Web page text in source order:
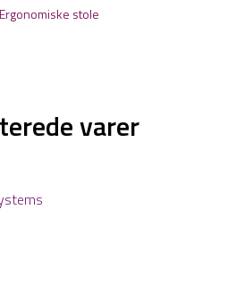
Ergonomiske stole
varer